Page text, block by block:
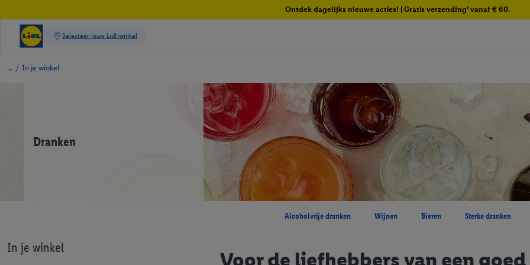
Ontdek dagelijks nieuwe acties! | Gratis verzending¹ vanaf € 60.
/ In je winkel
Dranken
Alcoholvrije dranken Wijnen Bieren Sterke dranken
In je winkel
Voor de liefhebbers van een